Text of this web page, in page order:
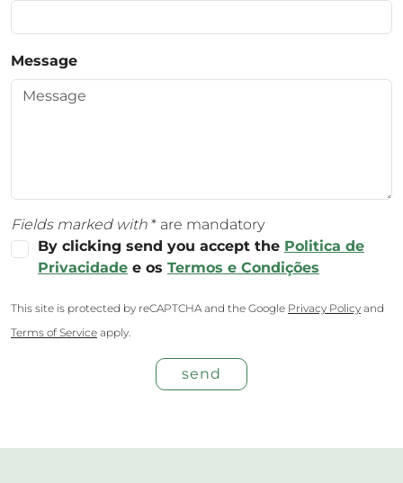
Message
Fields marked with * are mandatory
By clicking send you accept the Politica de
Privacidade e os Termos e Condições
This site is protected by reCAPTCHA and the Google Privacy Policy and
Terms of Service apply.
send